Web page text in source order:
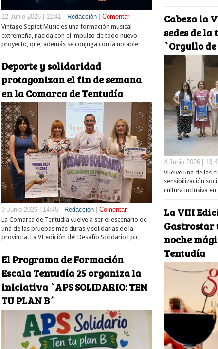
12 Junio 2026 | 11:41 - Redacción
Comentar
Vintage Septet Music es una formación musical
extremeña, nacida con el impulso de todo nuevo
proyecto, que, además se conjuga con la notable
Deporte y solidaridad
protagonizan el fin de semana
en la Comarca de Tentudía
9 Junio 2026 | 14:45 - Redacción
Comentar
La Comarca de Tentudía vuelve a ser el escenario de
una de las pruebas más duras y solidarias de la
provincia. La VI edición del Desafío Solidario Epic
El Programa de Formación
Escala Tentudía 25 organiza la
iniciativa `APS SOLIDARIO: TEN
TU PLAN B´
Cabeza la
sedes de
`Orgullo de
4 Junio 2026 |
Vuelve una de las
sensibilización
cultura inclusiva
La VIII
noche
Tentudía